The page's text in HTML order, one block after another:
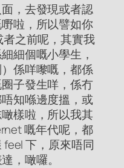
，去發現或者認
啦，所以譬如你
之前呢，其實我
細個嘅小學生，
係咩嚟嘅，都係
子發生咩，係冇
知喺邊度搵，或
樣啦，所以我其
嘅年代呢，都
下，原來唔同
，噉囉。